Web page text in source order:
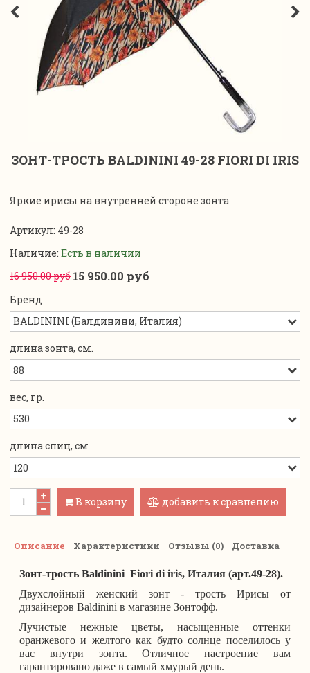
ЗОНТ-ТРОСТЬ BALDININI 49-28 FIORI DI IRIS
Яркие ирисы на внутренней стороне зонта
Артикул: 49-28
Наличие: Есть в наличии
16 950.00 руб 15 950.00 руб
Бренд
длина зонта, см.
вес, гр.
длина спиц, см
В корзину добавить к сравнению
Описание Характеристики Отзывы (0) Доставка
Зонт-трость Baldinini Fiori di iris, Италия (арт.49-28).
Двухслойный женский зонт - трость Ирисы от
дизайнеров Baldinini в магазине Зонтофф.
Лучистые нежные цветы, насыщенные оттенки
оранжевого и желтого как будто солнце поселилось у
вас внутри зонта. Отличное настроение вам
гарантировано даже в самый хмурый день.